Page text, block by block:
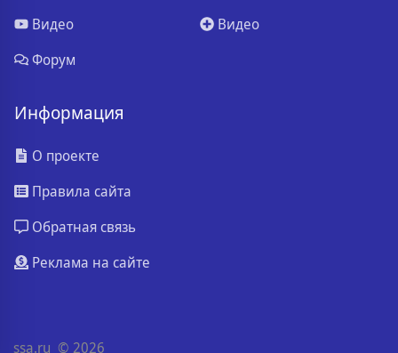
Видео
Форум
Видео
Информация
О проекте
Правила сайта
Обратная связь
Реклама на сайте
ssa.ru © 2026